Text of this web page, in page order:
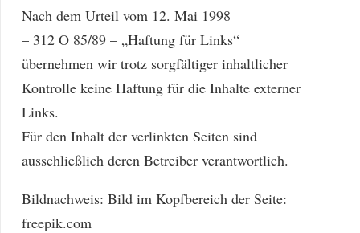
Nach dem Urteil vom 12. Mai 1998
– 312 O 85/89 – „Haftung für Links“
übernehmen wir trotz sorgfältiger inhaltlicher
Kontrolle keine Haftung für die Inhalte externer
Links.
Für den Inhalt der verlinkten Seiten sind
ausschließlich deren Betreiber verantwortlich.
Bildnachweis: Bild im Kopfbereich der Seite:
freepik.com